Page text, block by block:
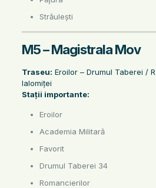
Străulești
M5 – Magistrala Mov
Traseu: Eroilor – Drumul Taberei /
Ialomiței
Stații importante:
Eroilor
Academia Militară
Favorit
Drumul Taberei 34
Romancierilor